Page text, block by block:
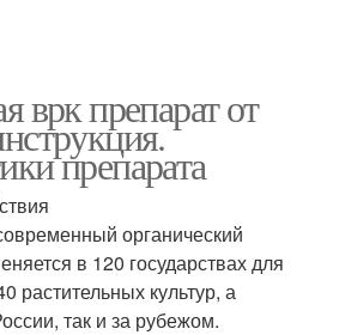
врк препарат от
препарата
органический
в 120 государствах для
растительных культур, а
так и за рубежом.